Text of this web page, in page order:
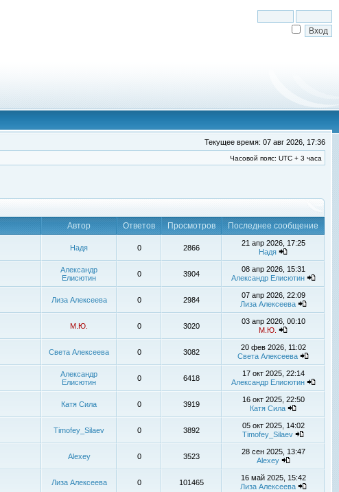
Текущее время: 07 авг 2026, 17:36
Часовой пояс: UTC + 3 часа
Автор Ответов Просмотров
Последнее сообщение
Надя 0 2866
21 апр 2026, 17:25
Надя
Александр
Елисютин
0 3904
08 апр 2026, 15:31
Александр Елисютин
Лиза Алексеева 0 2984
07 апр 2026, 22:09
Лиза Алексеева
М.Ю. 0 3020
03 апр 2026, 00:10
М.Ю.
Света Алексеева 0 3082
20 фев 2026, 11:02
Света Алексеева
Александр
Елисютин
0 6418
17 окт 2025, 22:14
Александр Елисютин
Катя Сила 0 3919
16 окт 2025, 22:50
Катя Сила
Timofey_Silaev 0 3892
05 окт 2025, 14:02
Timofey_Silaev
Alexey 0 3523
28 сен 2025, 13:47
Alexey
Лиза Алексеева 0 101465
16 май 2025, 15:42
Лиза Алексеева